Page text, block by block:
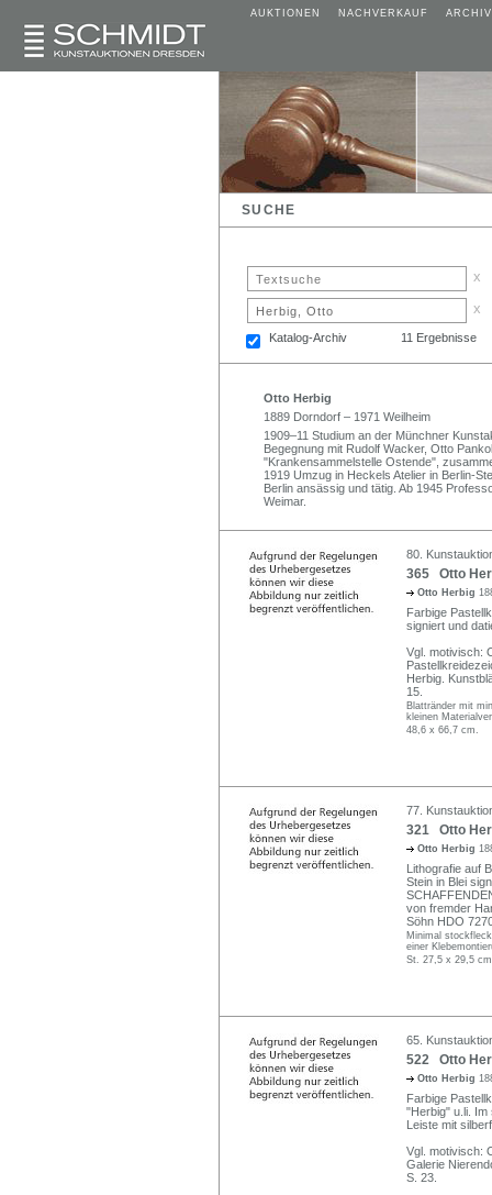
AUKTIONEN NACHVERKAUF ARCHIV
SUCHE
x
x
Katalog-Archiv 11 Ergebnisse
Otto Herbig
1889 Dorndorf – 1971 Weilheim
1909–11 Studium an der Münchner
Begegnung mit Rudolf Wacker, Otto
"Krankensammelstelle Ostende",
1919 Umzug in Heckels Atelier in Berlin-
Berlin ansässig und tätig. Ab 1945
Weimar.
80.
365 Otto
Otto Herbig
Farbige
signiert und
Vgl. motivisch:
Herbig.
15.
Blattränder mit
kleinen
48,6 x 66,7 cm.
77.
321 Otto
Otto Herbig
Lithografie auf
Stein in Blei
von fremder
Söhn HDO
Minimal
einer
St. 27,5 x 29,5
65.
522 Otto
Otto Herbig
Farbige
"Herbig" u.li.
Leiste mit
Vgl. motivisch:
Galerie
S. 23.